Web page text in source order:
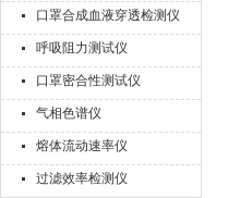
口罩合成血液穿透检测仪
呼吸阻力测试仪
口罩密合性测试仪
气相色谱仪
熔体流动速率仪
过滤效率检测仪